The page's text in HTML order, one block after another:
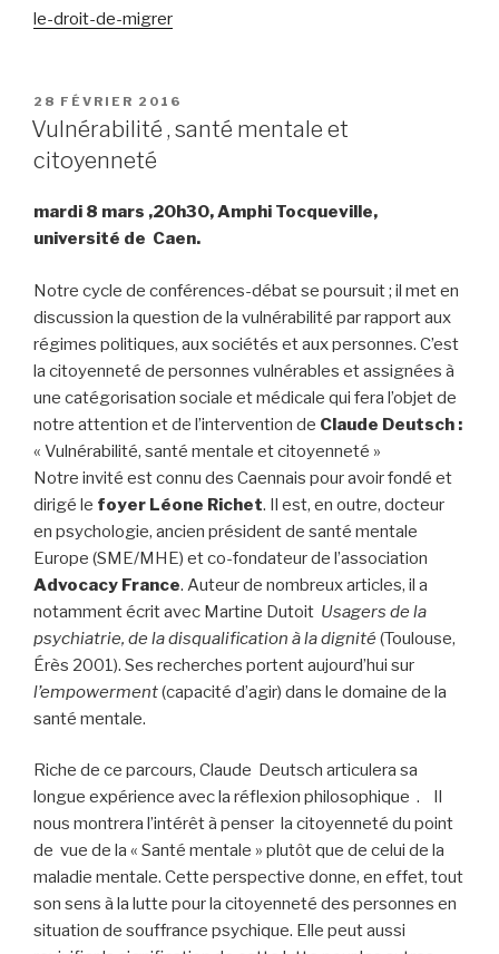
le-droit-de-migrer
PUBLIÉ
LE
28 FÉVRIER 2016
Vulnérabilité , santé mentale et
citoyenneté
mardi 8 mars ,20h30, Amphi Tocqueville,
université de Caen.
Notre cycle de conférences-débat se poursuit ; il met en
discussion la question de la vulnérabilité par rapport aux
régimes politiques, aux sociétés et aux personnes. C’est
la citoyenneté de personnes vulnérables et assignées à
une catégorisation sociale et médicale qui fera l’objet de
notre attention et de l’intervention de Claude Deutsch :
« Vulnérabilité, santé mentale et citoyenneté »
Notre invité est connu des Caennais pour avoir fondé et
dirigé le foyer Léone Richet. Il est, en outre, docteur
en psychologie, ancien président de santé mentale
Europe (SME/MHE) et co-fondateur de l’association
Advocacy France. Auteur de nombreux articles, il a
notamment écrit avec Martine Dutoit Usagers de la
psychiatrie, de la disqualification à ladignité (Toulouse,
Érès 2001). Ses recherches portent aujourd’hui sur
l’empowerment(capacité d’agir) dans le domaine de la
santé mentale.
Riche de ce parcours, Claude Deutsch articulera sa
longue expérience avec la réflexion philosophique . Il
nous montrera l’intérêt à penser la citoyenneté du point
de vue de la « Santé mentale » plutôt que de celui de la
maladie mentale. Cette perspective donne, en effet, tout
son sens à la lutte pour la citoyenneté des personnes en
situation de souffrance psychique. Elle peut aussi